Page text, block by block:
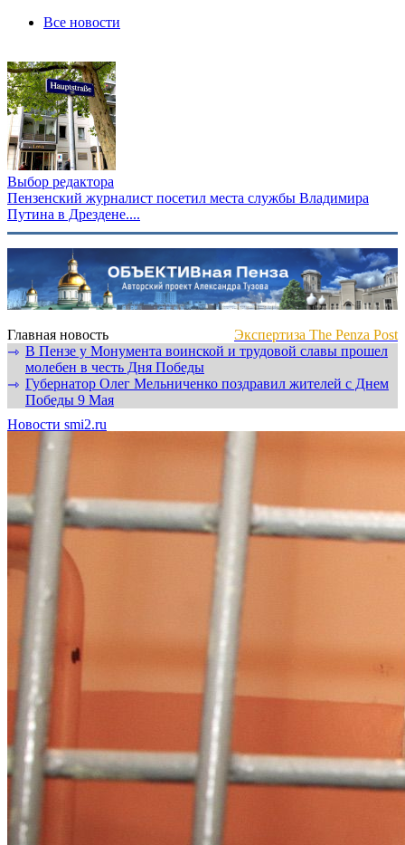
Все новости
Выбор редактора
Пензенский журналист посетил места службы Владимира
Путина в Дрездене....
Главная новость
Экспертиза The Penza Post
⇾ В Пензе у Монумента воинской и трудовой славы прошел
молебен в честь Дня Победы
⇾ Губернатор Олег Мельниченко поздравил жителей с Днем
Победы 9 Мая
Новости smi2.ru